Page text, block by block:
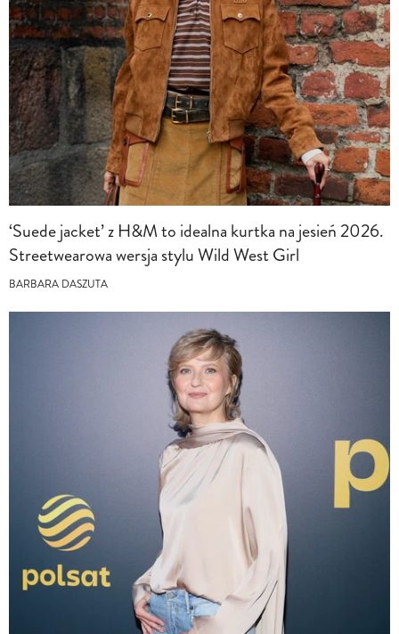
‘Suede jacket’ z H&M to idealna kurtka na jesień 2026.
Streetwearowa wersja stylu Wild West Girl
BARBARA DASZUTA